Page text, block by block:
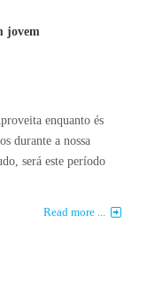
jovem
enquanto és
durante a nossa
será este período
Read more ...